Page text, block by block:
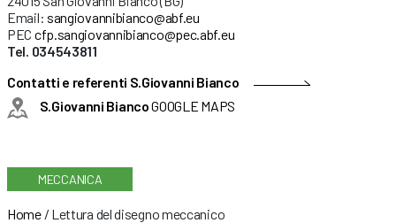
Email: sangiovannibianco@abf.eu
PEC cfp.sangiovannibianco@pec.abf.eu
Tel. 034543811
Contatti e referenti S.Giovanni Bianco
S.Giovanni BiancoGOOGLE MAPS
MECCANICA
Home/ Lettura del disegno meccanico